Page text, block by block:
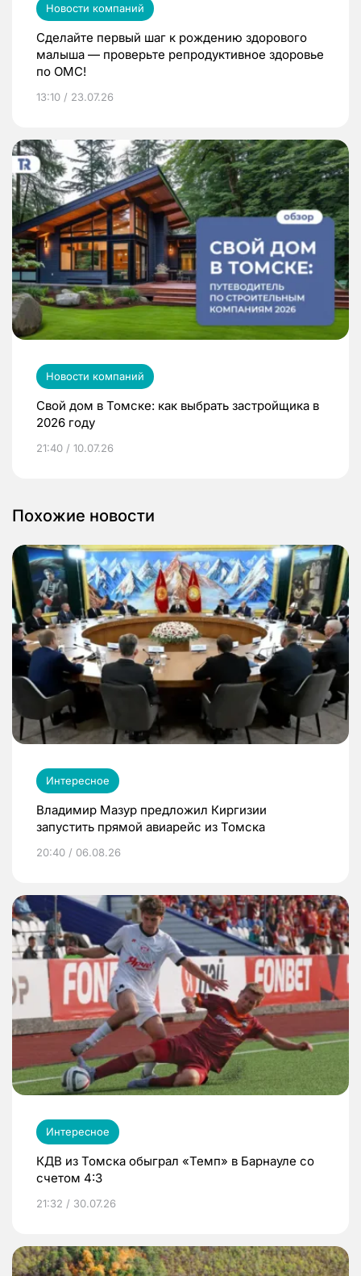
Новости компаний
Сделайте первый шаг к рождению здорового
малыша — проверьте репродуктивное здоровье
по ОМС!
13:10 / 23.07.26
Новости компаний
Свой дом в Томске: как выбрать застройщика в
2026 году
21:40 / 10.07.26
Похожие новости
Интересное
Владимир Мазур предложил Киргизии
запустить прямой авиарейс из Томска
20:40 / 06.08.26
Интересное
КДВ из Томска обыграл «Темп» в Барнауле со
счетом 4:3
21:32 / 30.07.26